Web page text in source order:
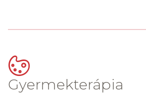
Gyermekterápia